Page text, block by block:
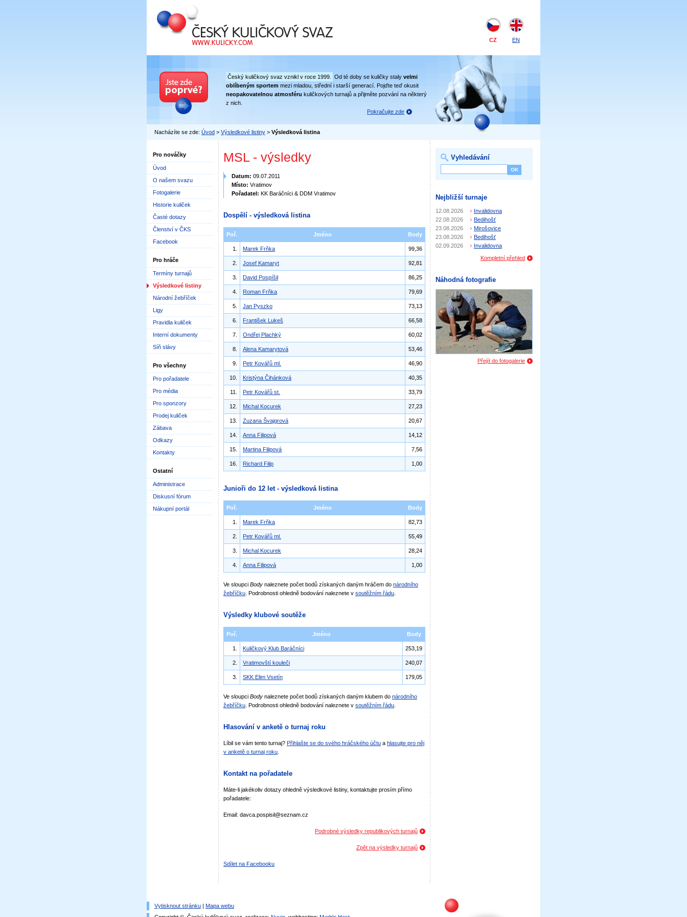
Český kuličkový svaz
CZ EN
Český kuličkový svaz vznikl v roce 1999. Od té doby se kuličky staly velmi
oblíbeným sportem mezi mladou, střední i starší generací. Pojďte teď okusit
neopakovatelnou atmosféru kuličkových turnajů a přijměte pozvání na některý
z nich.
Pokračujte zde
Nacházíte se zde: Úvod > Výsledkové listiny > Výsledková listina
Pro nováčky
Úvod
O našem svazu
Fotogalerie
Historie kuliček
Časté dotazy
Členství v ČKS
Facebook
Pro hráče
Termíny turnajů
Výsledkové listiny
Národní žebříček
Ligy
Pravidla kuliček
Interní dokumenty
Síň slávy
Pro všechny
Pro pořadatele
Pro média
Pro sponzory
Prodej kuliček
Zábava
Odkazy
Kontakty
Ostatní
Administrace
Diskusní fórum
Nákupní portál
MSL - výsledky
Datum: 09.07.2011
Místo: Vratimov
Pořadatel: KK Baráčníci & DDM Vratimov
Dospělí - výsledková listina
Poř. Jméno Body
1. Marek Frňka 99,36
2. Josef Kamaryt 92,81
3. David Pospíšil 86,25
4. Roman Frňka 79,69
5. Jan Pyszko 73,13
6. František Lukeš 66,58
7. Ondřej Plachký 60,02
8. Alena Kamarytová 53,46
9. Petr Kovářů ml. 46,90
10. Kristýna Čihánková 40,35
11. Petr Kovářů st. 33,79
12. Michal Kocurek 27,23
13. Zuzana Švajgrová 20,67
14. Anna Filipová 14,12
15. Martina Filipová 7,56
16. Richard Filip 1,00
Junioři do 12 let - výsledková listina
Poř. Jméno Body
1. Marek Frňka 82,73
2. Petr Kovářů ml. 55,49
3. Michal Kocurek 28,24
4. Anna Filipová 1,00
Ve sloupci Body naleznete počet bodů získaných daným hráčem do národního
žebříčku . Podrobnosti ohledně bodování naleznete v soutěžním řádu
Výsledky klubové soutěže
Poř. Jméno Body
1. Kuličkový Klub Baráčníci 253,19
2. Vratimovští kouleči 240,07
3. SKK Elim Vsetín 179,05
Ve sloupci Body naleznete počet bodů získaných daným klubem do národního
žebříčku . Podrobnosti ohledně bodování naleznete v soutěžním řádu
Hlasování v anketě o turnaj roku
Líbil se vám tento turnaj? Přihlašte se do svého hráčského účtu a hlasujte pro něj
v anketě o turnaj roku
Kontakt na pořadatele
Máte-li jakékoliv dotazy ohledně výsledkové listiny, kontaktujte prosím přímo
pořadatele:
Email: davca.pospisil@seznam.cz
Podrobné výsledky republikových turnajů
Zpět na výsledky turnajů
Sdílet na Facebooku
Vyhledávání
Nejbližší turnaje
12.08.2026
Invalidovna
22.08.2026
Bedihošť
23.08.2026
Mirošovice
23.08.2026
Bedihošť
02.09.2026
Invalidovna
Kompletní přehled
Náhodná fotografie
Přejít do fotogalerie
Vytisknout stránku | Mapa webu